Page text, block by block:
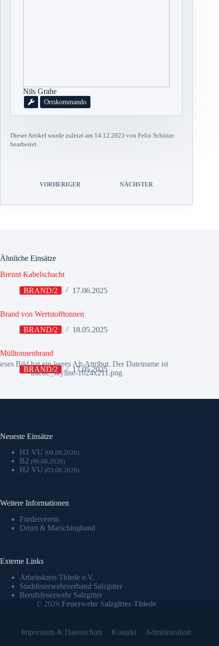
Nils Grahe
Ortskommando
Dieser Artikel wurde zuletzt am 14.12.2023 von Felix Schütze
bearbeitet.
VORHERIGER NÄCHSTER
Ähnliche Einsätze
Brennt Kabelschacht
BRAND/2
17.06.2025
Brand von Wertstofftonnen
BRAND/2
18.05.2025
Mülltonnenbrand
BRAND/2
17.05.2025
Neueste Einsätze
H1 VU (08.08.2026)
B2 (06.08.2026)
H2 VU (05.08.2026)
Weitere Informationen
Förderverein
Drum & Marschingband
Externe Links
Arbeitskreis Thiede e.V.
Stadtfeuerwehrverband Salzgitter
Berufsfeuerwehr Salzgitter
© 2026Feuerwehr Salzgitter-Thiede
Impressum & Datenschutz Kontakt Administration